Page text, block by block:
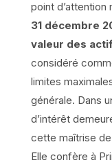
point d’attention
31 décembre
valeur des
considéré
limites
générale. Dans
d’intérêt
cette maîtrise
Elle confère à